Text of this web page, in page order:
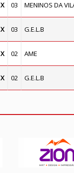
X 03 MENINOS DA
X 03 G.E.L.B
X 02 AME
X 02 G.E.L.B